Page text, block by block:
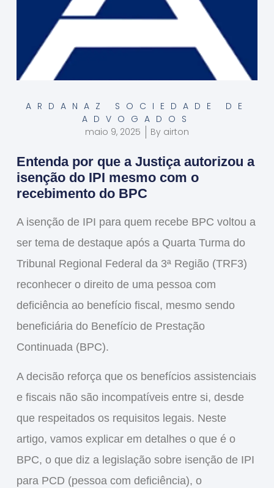
ARDANAZ SOCIEDADE DE
ADVOGADOS
maio 9, 2025
By airton
Entenda por que a Justiça autorizou a
isenção do IPI mesmo com o
recebimento do BPC
A isenção de IPI para quem recebe BPC voltou a
ser tema de destaque após a Quarta Turma do
Tribunal Regional Federal da 3ª Região (TRF3)
reconhecer o direito de uma pessoa com
deficiência ao benefício fiscal, mesmo sendo
beneficiária do Benefício de Prestação
Continuada (BPC).
A decisão reforça que os benefícios assistenciais
e fiscais não são incompatíveis entre si, desde
que respeitados os requisitos legais. Neste
artigo, vamos explicar em detalhes o que é o
BPC, o que diz a legislação sobre isenção de IPI
para PCD (pessoa com deficiência), o